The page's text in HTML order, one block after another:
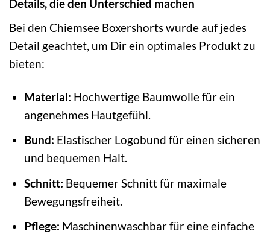
Details, die den Unterschied machen
Bei den Chiemsee Boxershorts wurde auf jedes
Detail geachtet, um Dir ein optimales Produkt zu
bieten:
Material: Hochwertige Baumwolle für ein
angenehmes Hautgefühl.
Bund: Elastischer Logobund für einen sicheren
und bequemen Halt.
Schnitt: Bequemer Schnitt für maximale
Bewegungsfreiheit.
Pflege: Maschinenwaschbar für eine einfache